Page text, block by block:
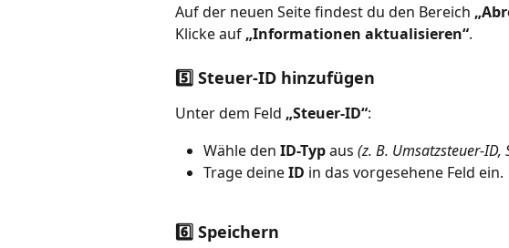
Auf der neuen Seite findest du den Bereich
Klicke auf „Informationen aktualisieren“.
5️⃣ Steuer-ID hinzufügen
Unter dem Feld „Steuer-ID“:
Wähle den ID-Typ aus (z. B. Umsatzsteuer-ID,
Trage deine ID in das vorgesehene Feld ein.
6️⃣ Speichern